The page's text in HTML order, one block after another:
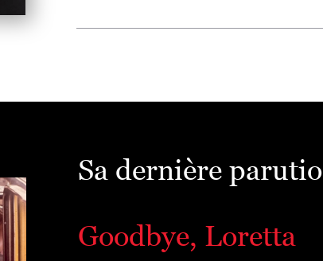
Sa dernière
Goodbye, Loretta